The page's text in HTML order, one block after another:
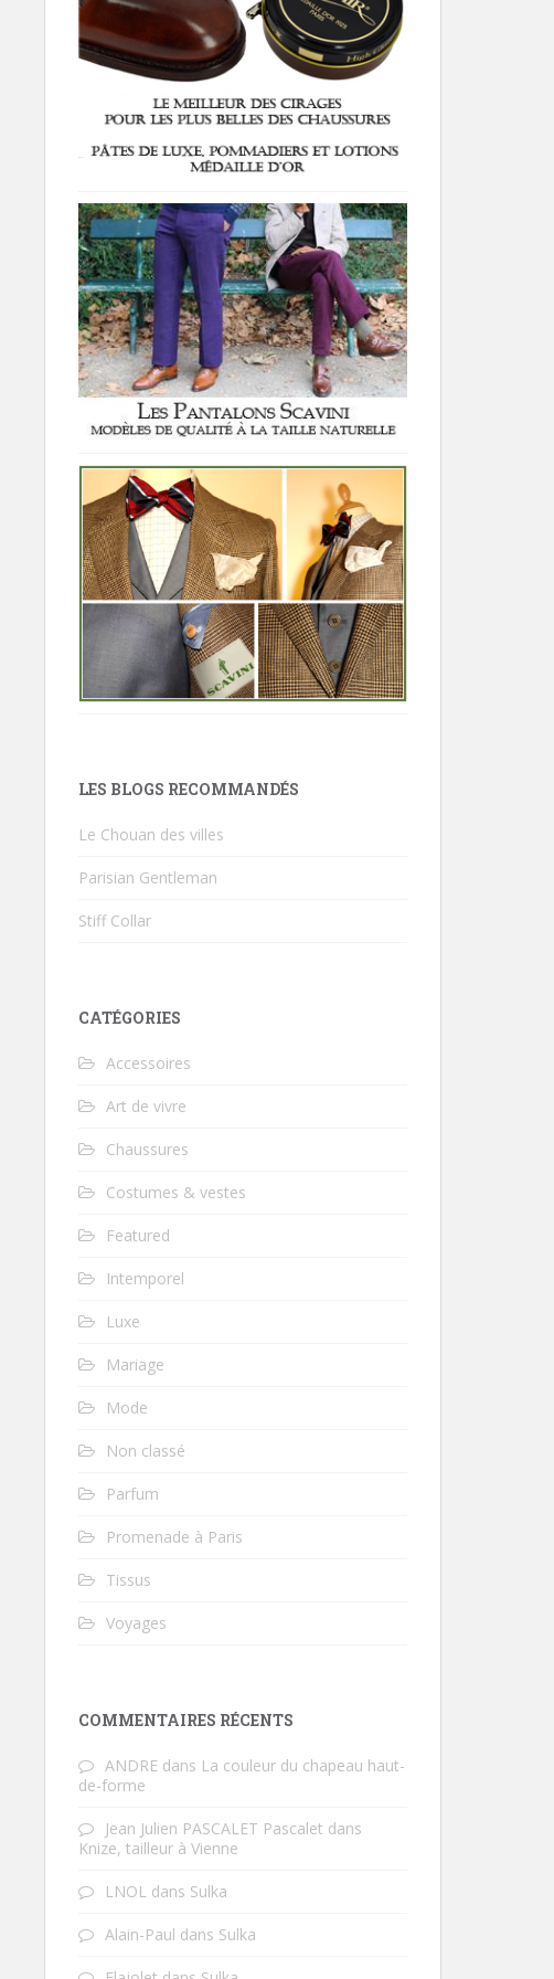
LES BLOGS RECOMMANDÉS
Le Chouan des villes
Parisian Gentleman
Stiff Collar
CATÉGORIES
Accessoires
Art de vivre
Chaussures
Costumes & vestes
Featured
Intemporel
Luxe
Mariage
Mode
Non classé
Parfum
Promenade à Paris
Tissus
Voyages
COMMENTAIRES RÉCENTS
ANDRE dans La couleur du chapeau haut-
de-forme
Jean Julien PASCALET Pascalet dans
Knize, tailleur à Vienne
LNOL dans Sulka
Alain-Paul dans Sulka